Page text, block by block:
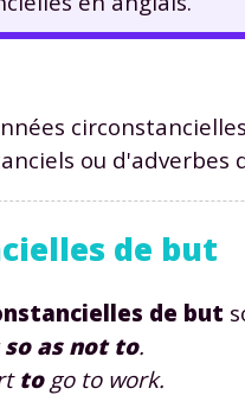
ou d'adverbes
de but
de but
so as not to.
togo to work.